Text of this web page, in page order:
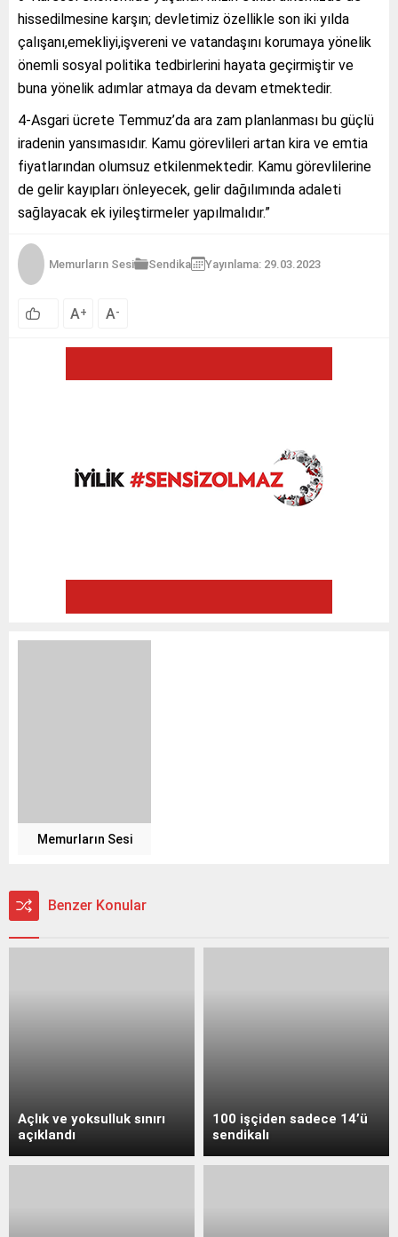
hissedilmesine karşın; devletimiz özellikle son iki yılda
çalışanı,emekliyi,işvereni ve vatandaşını korumaya yönelik
önemli sosyal politika tedbirlerini hayata geçirmiştir ve
buna yönelik adımlar atmaya da devam etmektedir.
4-Asgari ücrete Temmuz’da ara zam planlanması bu güçlü
iradenin yansımasıdır. Kamu görevlileri artan kira ve emtia
fiyatlarından olumsuz etkilenmektedir. Kamu görevlilerine
de gelir kayıpları önleyecek, gelir dağılımında adaleti
sağlayacak ek iyileştirmeler yapılmalıdır.”
Memurların Sesi Sendika Yayınlama: 29.03.2023
A+ A-
Memurların Sesi
Benzer Konular
Açlık ve yoksulluk sınırı
açıklandı
100 işçiden sadece 14’ü
sendikalı